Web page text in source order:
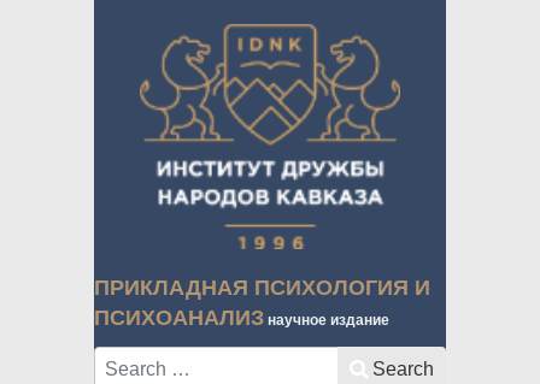
ПРИКЛАДНАЯ ПСИХОЛОГИЯ И
ПСИХОАНАЛИЗ научное издание
Search Search